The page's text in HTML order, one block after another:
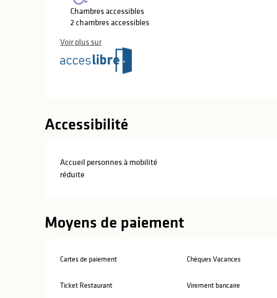
Chambres accessibles
2 chambres accessibles
Voir plus sur
Accessibilité
Accueil personnes à mobilité
réduite
Moyens de paiement
Cartes de paiement Chèques Vacances
Ticket Restaurant Virement bancaire